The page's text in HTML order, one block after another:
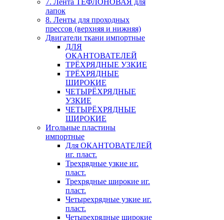
7. Лента ТЕФЛОНОВАЯ для
лапок
8. Ленты для проходных
прессов (верхняя и нижняя)
Двигатели ткани импортные
ДЛЯ
ОКАНТОВАТЕЛЕЙ
ТРЁХРЯДНЫЕ УЗКИЕ
ТРЁХРЯДНЫЕ
ШИРОКИЕ
ЧЕТЫРЁХРЯДНЫЕ
УЗКИЕ
ЧЕТЫРЁХРЯДНЫЕ
ШИРОКИЕ
Игольные пластины
импортные
Для ОКАНТОВАТЕЛЕЙ
иг. пласт.
Трехрядные узкие иг.
пласт.
Трехрядные широкие иг.
пласт.
Четырехрядные узкие иг.
пласт.
Четырехрядные широкие